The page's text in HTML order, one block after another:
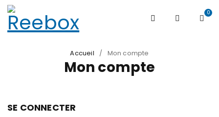
0
Accueil / Mon compte
Mon compte
SE CONNECTER